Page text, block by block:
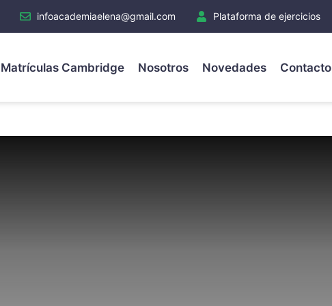
infoacademiaelena@gmail.com Plataforma de ejercicios
Matrículas Cambridge Nosotros Novedades Contacto